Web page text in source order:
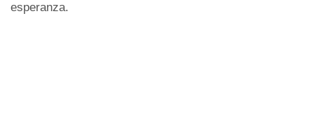
esperanza.